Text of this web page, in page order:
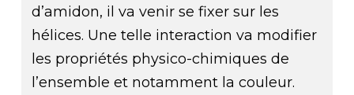
d’amidon, il va venir se fixer sur les
hélices. Une telle interaction va modifier
les propriétés physico-chimiques de
l’ensemble et notamment la couleur.